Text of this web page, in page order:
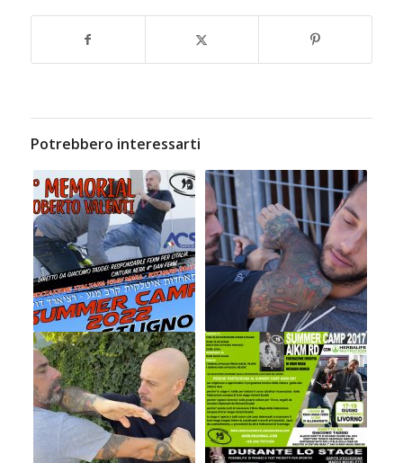
Potrebbero interessarti